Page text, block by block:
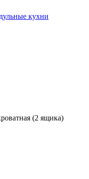
кухни
(2 ящика)